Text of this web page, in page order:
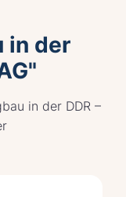
in der
in der DDR –